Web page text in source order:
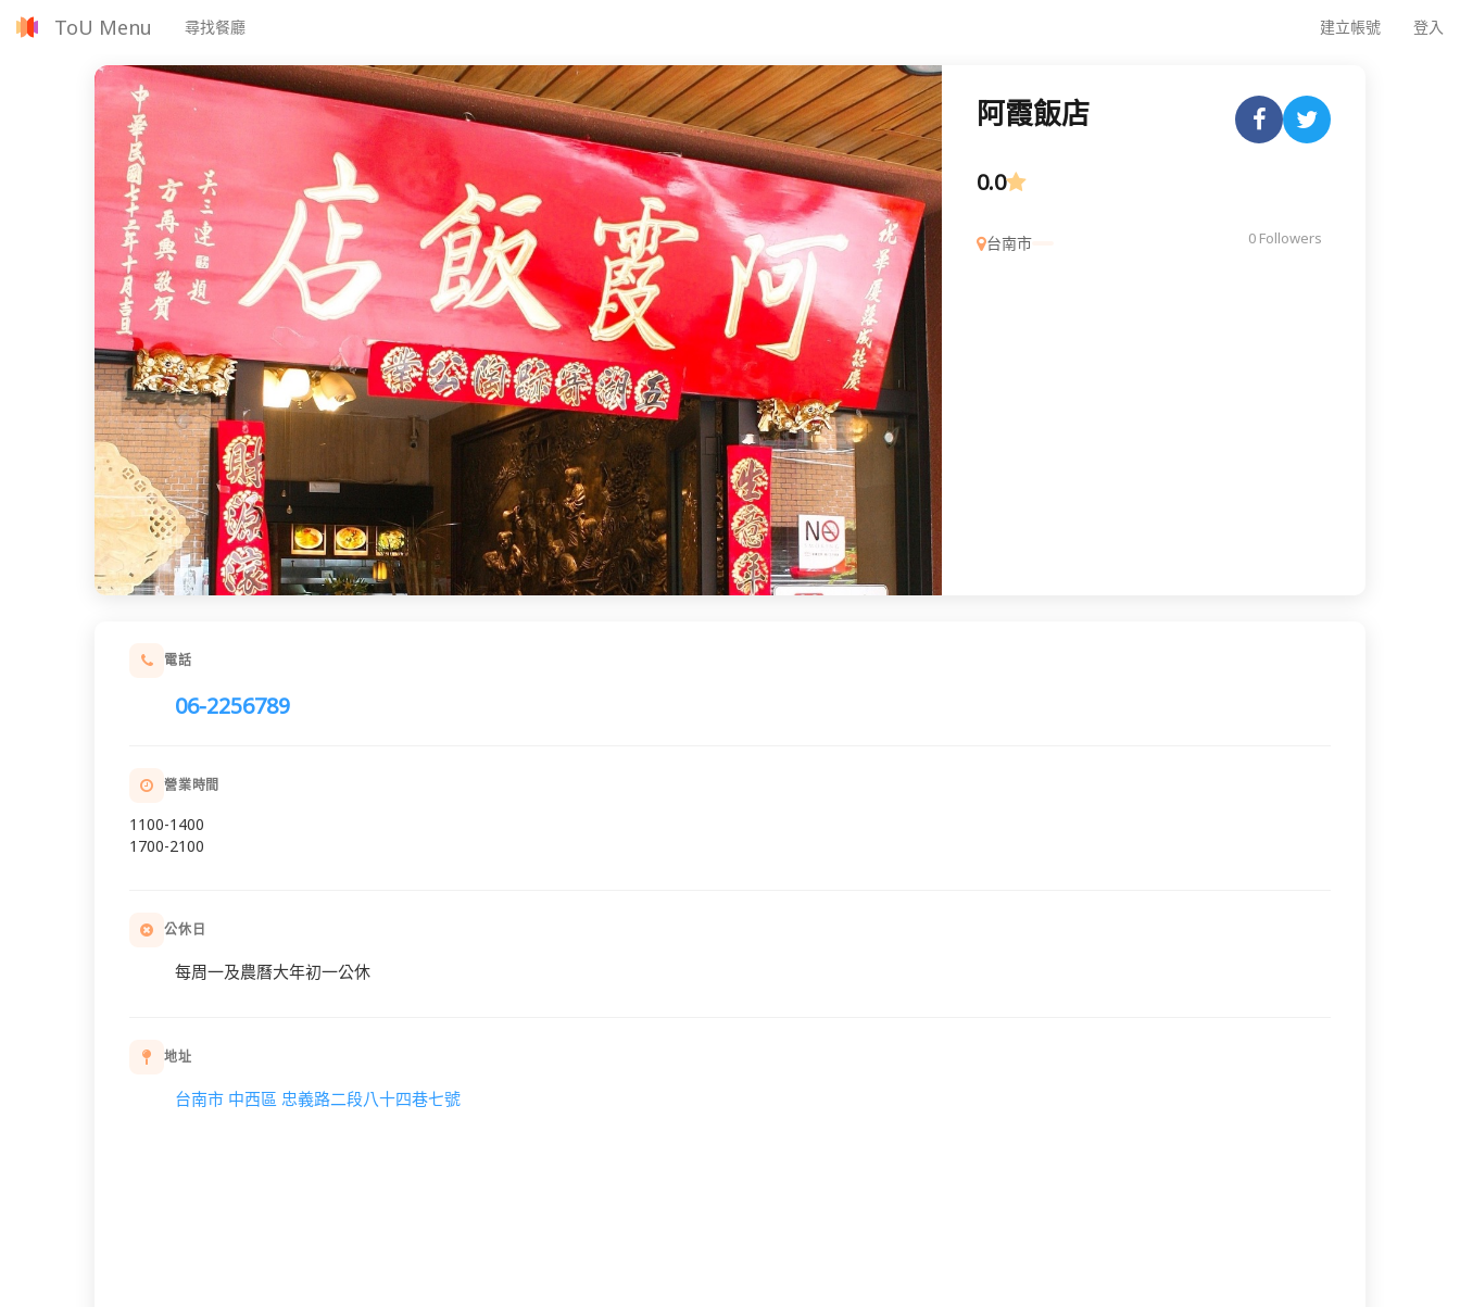
ToU Menu 尋找餐廳 建立帳號 登入
阿霞飯店
0.0
台南市 0 Followers
電話
06-2256789
營業時間
1100-1400
1700-2100
公休日
每周一及農曆大年初一公休
地址
台南市 中西區 忠義路二段八十四巷七號